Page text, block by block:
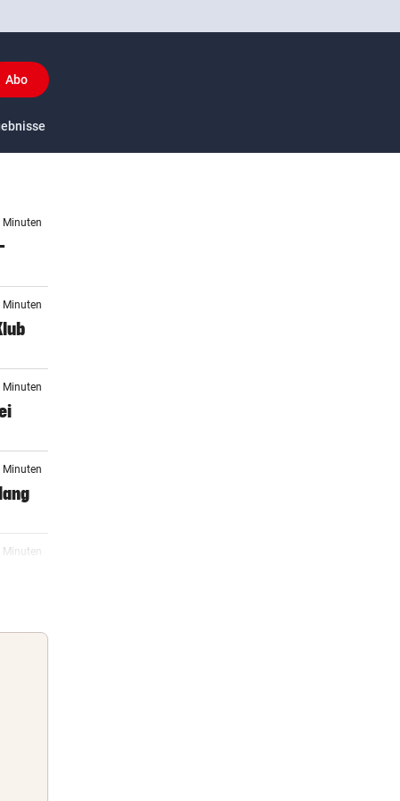
Abo
US-Sport
Minuten
Minuten
Minuten
Minuten
Minuten
Minuten